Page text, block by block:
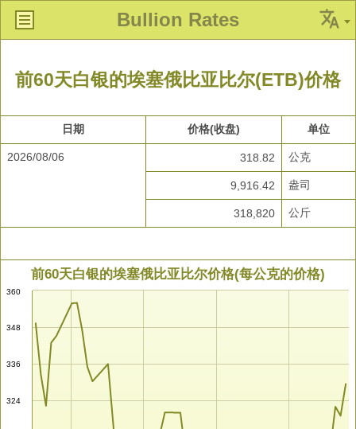
Bullion Rates
前60天白银的埃塞俄比亚比尔(ETB)价格
日期 价格(收盘) 单位
2026/08/06 318.82 公克
9,916.42 盎司
318,820 公斤
前60天白银的埃塞俄比亚比尔价格(每公克的价格)
324
336
348
360